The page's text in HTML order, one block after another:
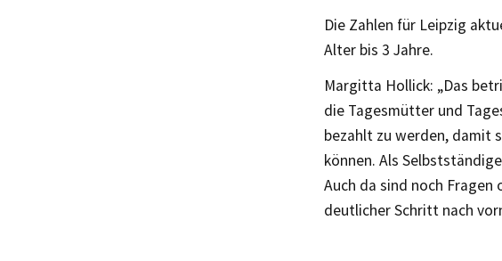
Die Zahlen für Leipzig
Alter bis 3 Jahre.
Margitta Hollick: „Das
die Tagesmütter und
bezahlt zu werden, damit
können. Als
Auch da sind noch
deutlicher Schritt nach